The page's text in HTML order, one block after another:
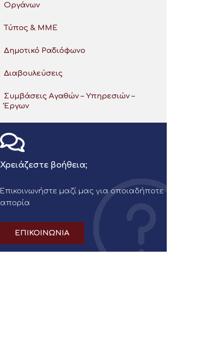
Οργάνων
Τύπος & ΜΜΕ
Δημοτικό Ραδιόφωνο
Διαβουλεύσεις
Συμβάσεις Αγαθών – Υπηρεσιών –
Έργων
Χρειάζεστε βοήθεια;
Επικοινωνήστε μαζί μας για οποιαδήποτε
απορία
ΕΠΙΚΟΙΝΩΝΙΑ